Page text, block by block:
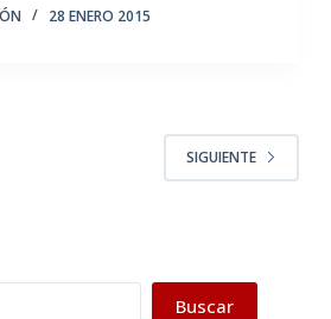
28 ENERO 2015
SIGUIENTE
Buscar